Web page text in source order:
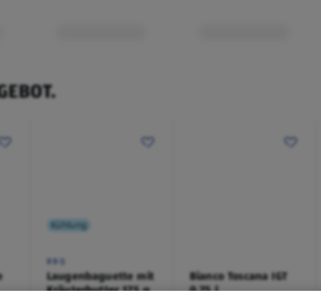
Kühlung
BBQ
Laugenbaguette mit
Kräuterbutter 175 g
Bianco Toscana IGT
0,75 l